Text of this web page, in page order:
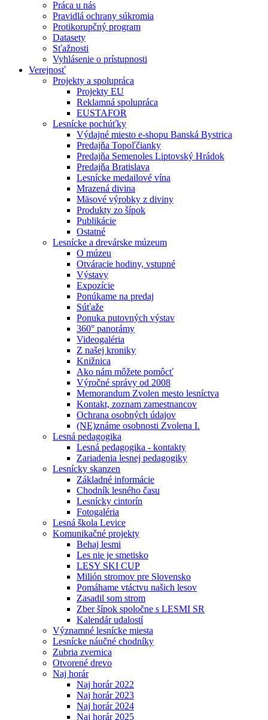
Práca u nás
Pravidlá ochrany súkromia
Protikorupčný program
Datasety
Sťažnosti
Vyhlásenie o prístupnosti
Verejnosť
Projekty a spolupráca
Projekty EU
Reklamná spolupráca
EUSTAFOR
Lesnícke pochúťky
Výdajné miesto e-shopu Banská Bystrica
Predajňa Topoľčianky
Predajňa Semenoles Liptovský Hrádok
Predajňa Bratislava
Lesnícke medailové vína
Mrazená divina
Mäsové výrobky z diviny
Produkty zo šípok
Publikácie
Ostatné
Lesnícke a drevárske múzeum
O múzeu
Otváracie hodiny, vstupné
Výstavy
Expozície
Ponúkame na predaj
Súťaže
Ponuka putovných výstav
360° panorámy
Videogaléria
Z našej kroniky
Knižnica
Ako nám môžete pomôcť
Výročné správy od 2008
Memorandum Zvolen mesto lesníctva
Kontakt, zoznam zamestnancov
Ochrana osobných údajov
(NE)známe osobnosti Zvolena I.
Lesná pedagogika
Lesná pedagogika - kontakty
Zariadenia lesnej pedagogiky
Lesnícky skanzen
Základné informácie
Chodník lesného času
Lesnícky cintorín
Fotogaléria
Lesná škola Levice
Komunikačné projekty
Behaj lesmi
Les nie je smetisko
LESY SKI CUP
Milión stromov pre Slovensko
Pomáhame vtáctvu našich lesov
Zasadil som strom
Zber šípok spoločne s LESMI SR
Kalendár udalostí
Významné lesnícke miesta
Lesnícke náučné chodníky
Zubria zvernica
Otvorené drevo
Naj horár
Naj horár 2022
Naj horár 2023
Naj horár 2024
Naj horár 2025